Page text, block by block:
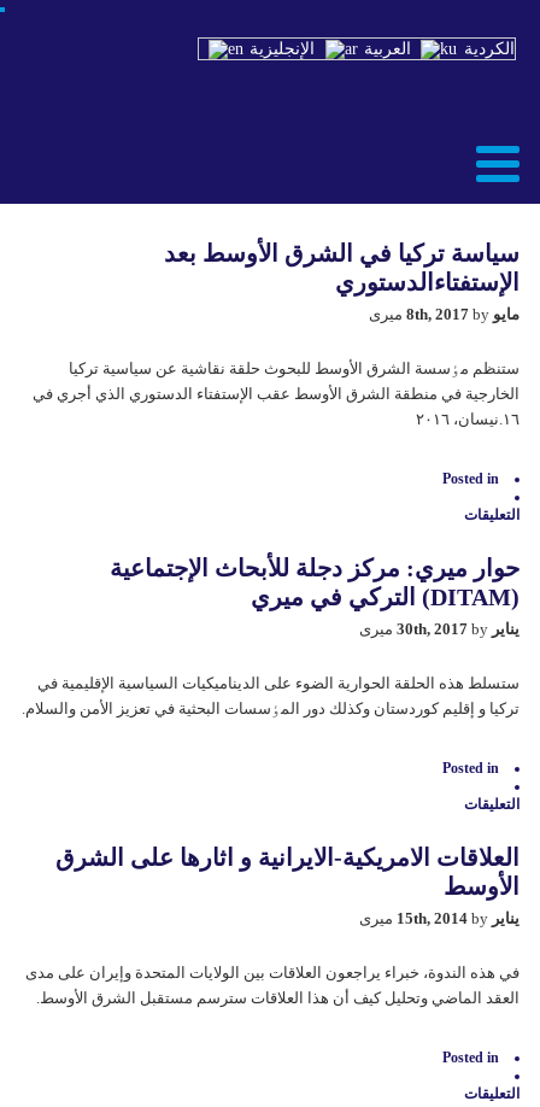
الإنجليزية العربية الكردية
سياسة تركيا في الشرق الأوسط بعد
الإستفتاءالدستوري
مايو 8th, 2017 by میری
ستنظم مٶسسة الشرق الأوسط للبحوث حلقة نقاشية عن سياسية تركيا
الخارجية في منطقة الشرق الأوسط عقب الإستفتاء الدستوري الذي أجري في
١٦.نيسان، ٢٠١٦
Posted in
التعليقات
تركيا
في
الشرق
الأوسط
بعد
مغلقة
حوار ميري: مرکز دجلة للأبحاث الإجتماعية
(DITAM) التركي في ميري
يناير 30th, 2017 by میری
ستسلط هذه الحلقة الحوارية الضوء علی الديناميكيات السياسية الإقليمية في
تركيا و إقليم كوردستان وكذلك دور المٶسسات البحثية في تعزيز الأمن والسلام.
Posted in
التعليقات
ميري:
مرکز
دجلة
للأبحاث
الإجتماعية
التركي
في
ميري
العلاقات الامريكية-الايرانية و اثارها على الشرق
الأوسط
يناير 15th, 2014 by میری
في هذه الندوة، خبراء يراجعون العلاقات بين الولايات المتحدة وإيران على مدى
العقد الماضي وتحليل كيف أن هذا العلاقات سترسم مستقبل الشرق الأوسط.
Posted in
التعليقات